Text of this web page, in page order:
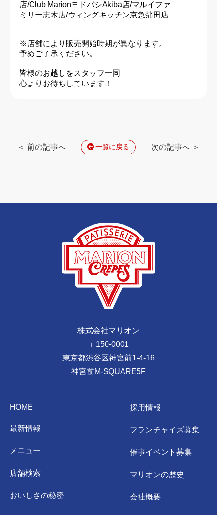
店/Club MarionヨドバシAkiba店/マルイファ
ミリー志木店/ウィングキッチン京急蒲田店
※店舗により販売開始時期が異なります。
予めご了承ください。
皆様のお越しをスタッフ一同
心よりお待ちしています！
＜ 前の記事へ 一覧に戻る 次の記事へ ＞
株式会社マリオン
〒150-0001
東京都渋谷区神宮前1-4-16
神宮前M-SQUARE5F
HOME
最新情報
メニュー
店舗検索
おいしさの秘密
採用情報
フランチャイズ募集
催事イベント募集
マリオンの歴史
会社概要